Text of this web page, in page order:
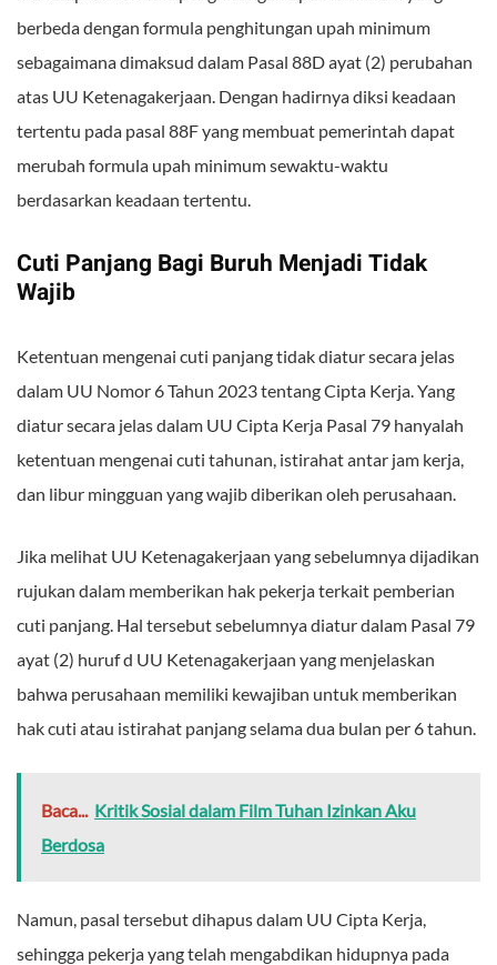
berbeda dengan formula penghitungan upah minimum
sebagaimana dimaksud dalam Pasal 88D ayat (2) perubahan
atas UU Ketenagakerjaan. Dengan hadirnya diksi keadaan
tertentu pada pasal 88F yang membuat pemerintah dapat
merubah formula upah minimum sewaktu-waktu
berdasarkan keadaan tertentu.
Cuti Panjang Bagi Buruh Menjadi Tidak
Wajib
Ketentuan mengenai cuti panjang tidak diatur secara jelas
dalam UU Nomor 6 Tahun 2023 tentang Cipta Kerja. Yang
diatur secara jelas dalam UU Cipta Kerja Pasal 79 hanyalah
ketentuan mengenai cuti tahunan, istirahat antar jam kerja,
dan libur mingguan yang wajib diberikan oleh perusahaan.
Jika melihat UU Ketenagakerjaan yang sebelumnya dijadikan
rujukan dalam memberikan hak pekerja terkait pemberian
cuti panjang. Hal tersebut sebelumnya diatur dalam Pasal 79
ayat (2) huruf d UU Ketenagakerjaan yang menjelaskan
bahwa perusahaan memiliki kewajiban untuk memberikan
hak cuti atau istirahat panjang selama dua bulan per 6 tahun.
Baca... Kritik Sosial dalam Film Tuhan Izinkan Aku
Berdosa
Namun, pasal tersebut dihapus dalam UU Cipta Kerja,
sehingga pekerja yang telah mengabdikan hidupnya pada